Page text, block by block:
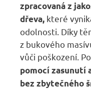
zpracovaná z
dřeva, které
odolnosti. Díky
z bukového
vůči poškození.
pomocí zasunutí
bez zbytečného